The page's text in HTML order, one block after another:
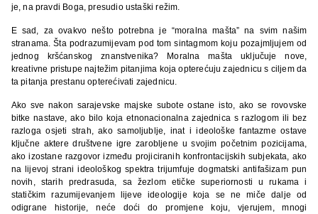
je, na pravdi Boga, presudio ustaški režim.
E sad, za ovakvo nešto potrebna je “moralna mašta” na svim našim
stranama. Šta podrazumijevam pod tom sintagmom koju pozajmljujem od
jednog kršćanskog znanstvenika? Moralna mašta uključuje nove,
kreativne pristupe najtežim pitanjima koja opterećuju zajednicu s ciljem da
ta pitanja prestanu opterećivati zajednicu.
Ako sve nakon sarajevske majske subote ostane isto, ako se rovovske
bitke nastave, ako bilo koja etnonacionalna zajednica s razlogom ili bez
razloga osjeti strah, ako samoljublje, inat i ideološke fantazme ostave
ključne aktere društvene igre zarobljene u svojim početnim pozicijama,
ako izostane razgovor između projiciranih konfrontacijskih subjekata, ako
na lijevoj strani ideološkog spektra trijumfuje dogmatski antifašizam pun
novih, starih predrasuda, sa žezlom etičke superiornosti u rukama i
statičkim razumijevanjem lijeve ideologije koja se ne miče dalje od
odigrane historije, neće doći do promjene koju, vjerujem, mnogi